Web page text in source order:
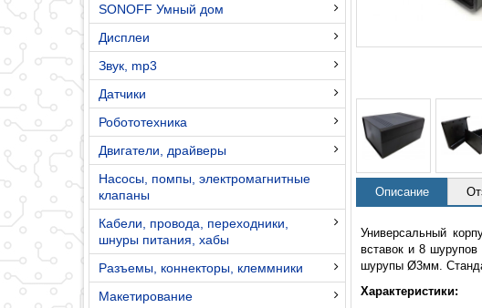
SONOFF Умный дом
Дисплеи
Звук, mp3
Датчики
Робототехника
Двигатели, драйверы
Насосы, помпы, электромагнитные
клапаны
Кабели, провода, переходники,
шнуры питания, хабы
Разъемы, коннекторы, клеммники
Макетирование
Описание
Универсальный
вставок и 8
шурупы Ø3мм.
Характеристики: